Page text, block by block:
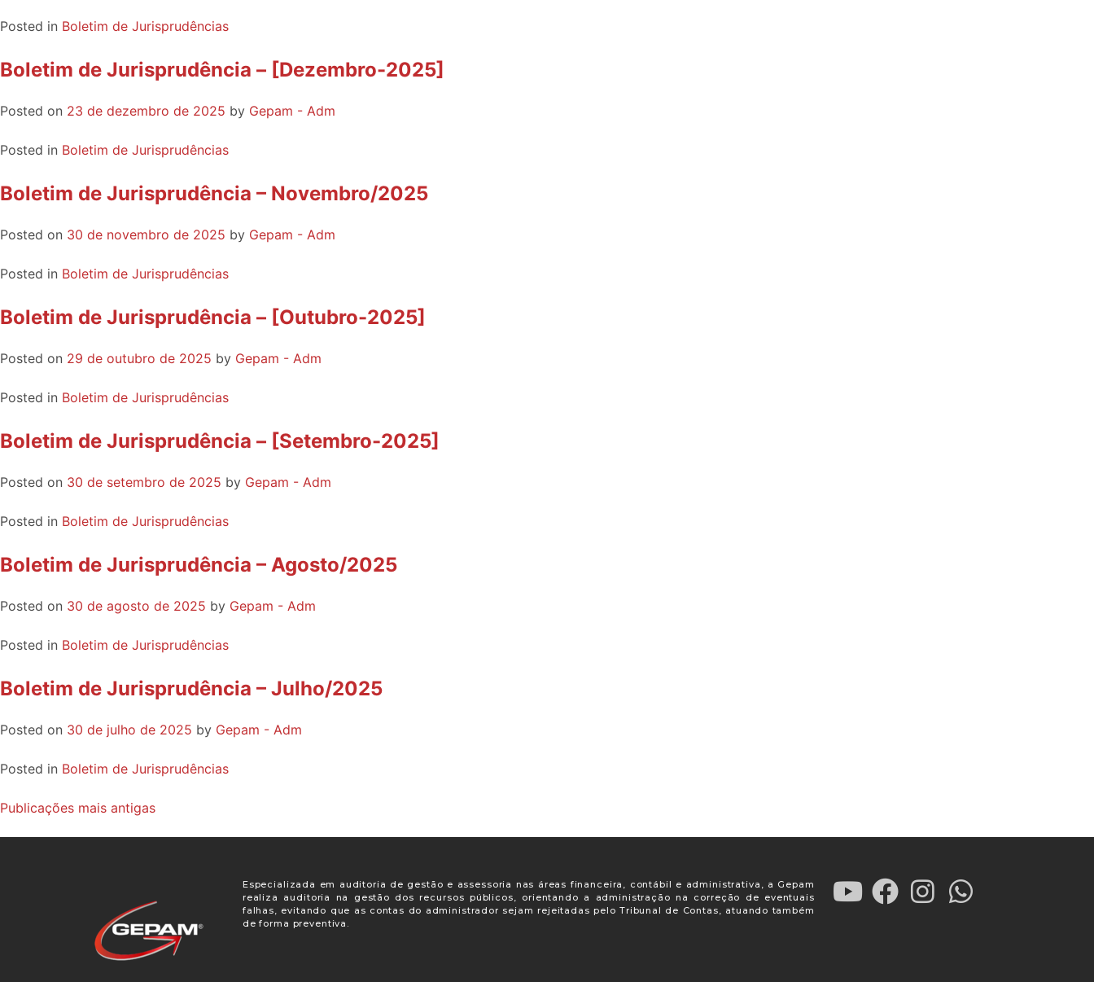
Posted in Boletim de Jurisprudências
Boletim de Jurisprudência – [Dezembro-2025]
Posted on 23 de dezembro de 2025 by Gepam - Adm
Posted in Boletim de Jurisprudências
Boletim de Jurisprudência – Novembro/2025
Posted on 30 de novembro de 2025 by Gepam - Adm
Posted in Boletim de Jurisprudências
Boletim de Jurisprudência – [Outubro-2025]
Posted on 29 de outubro de 2025 by Gepam - Adm
Posted in Boletim de Jurisprudências
Boletim de Jurisprudência – [Setembro-2025]
Posted on 30 de setembro de 2025 by Gepam - Adm
Posted in Boletim de Jurisprudências
Boletim de Jurisprudência – Agosto/2025
Posted on 30 de agosto de 2025 by Gepam - Adm
Posted in Boletim de Jurisprudências
Boletim de Jurisprudência – Julho/2025
Posted on 30 de julho de 2025 by Gepam - Adm
Posted in Boletim de Jurisprudências
Publicações mais antigas
Especializada em auditoria de gestão e assessoria nas áreas financeira, contábil e administrativa, a Gepam
realiza auditoria na gestão dos recursos públicos, orientando a administração na correção de eventuais
falhas, evitando que as contas do administrador sejam rejeitadas pelo Tribunal de Contas, atuando também
de forma preventiva.